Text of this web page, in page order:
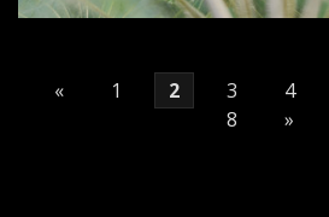
« 1 2 3 4
8
»